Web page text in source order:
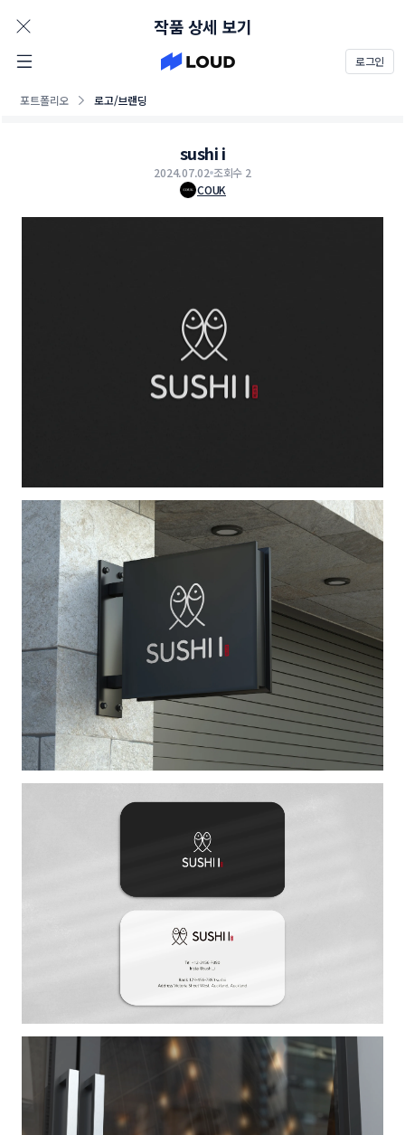
로그인
포트폴리오 로고/브랜딩
작품 상세 보기
sushi i
2024.07.02 조회수 2
COUK